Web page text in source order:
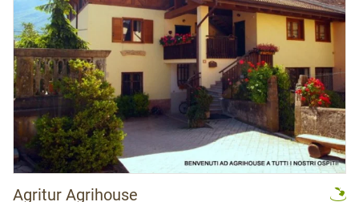
Agritur Agrihouse